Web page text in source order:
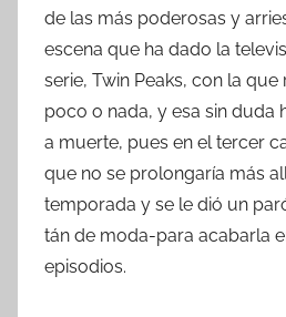
de las más poderosas y
escena que ha dado la
serie, Twin Peaks, con la
poco o nada, y esa sin duda
a muerte, pues en el tercer
que no se prolongaría más
temporada y se le dió un
tán de moda-para acabarla
episodios.